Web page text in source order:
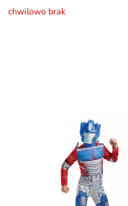
chwilowo brak